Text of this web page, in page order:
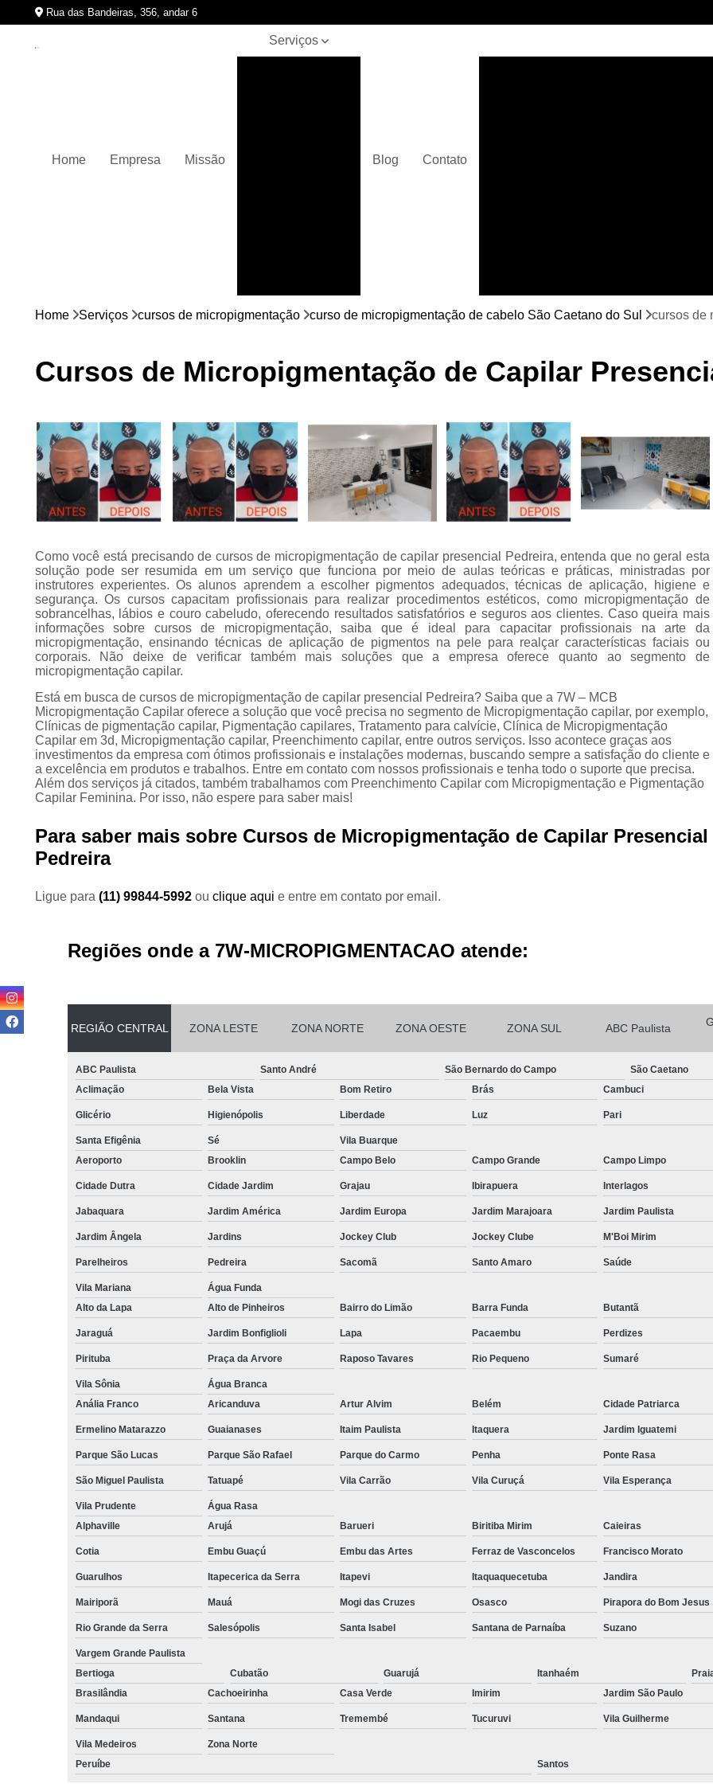
Rua das Bandeiras, 356, andar 6
Home Empresa Missão
Serviços
Preenchimento
capilar
calvície
Blog Contato
Curso de
Curso de
Curso de Micropigmentação Santo
Curso
Curso Presencial
Cursos de
Cursos de Micropigmentação de
Micropigmentação Capilar com
Micropigmentação Capilar em
Micropigmentação Capilar
Micropigmentação Capilar nas
Micropigmentação Capilar para
Micropigmentação Cabelo
Micropigmentação Cabelo
Micropigmentação
Micropigmentação Capilar Cabelo
Micropigmentação Capilar
Micropigmentação Capilar Fio
Micropigmentação
Micropigmentação Fio a Fio Barba
Micropigmentação na Barba ABC
Nano Micro Capilar São Bernardo do
Nano Pigmentação Cabelo Rio Grande
Nano
Nano
Nano
Pigmentação Capilar 3d
Pigmentação Capilar em
Pigmentação Capilar
Pigmentação na Careca
Preenchimento Capilar Central
Preenchimento Capilar com
Preenchimento Capilar
Preenchimento Capilar na
Preenchimento Capilar
Tratamento de Calvície
Tratamento para a Calvície
Tratamento para a Calvície Feminina
Tratamento para Calvície com
Tratamento para Calvície
Home Serviços cursos de micropigmentação curso de micropigmentação de cabelo São Caetano do Sul cursos de
Cursos de Micropigmentação de Capilar
Como você está precisando de cursos de micropigmentação de capilar presencial Pedreira, entenda que no geral esta
solução pode ser resumida em um serviço que funciona por meio de aulas teóricas e práticas, ministradas por
instrutores experientes. Os alunos aprendem a escolher pigmentos adequados, técnicas de aplicação, higiene e
segurança. Os cursos capacitam profissionais para realizar procedimentos estéticos, como micropigmentação de
sobrancelhas, lábios e couro cabeludo, oferecendo resultados satisfatórios e seguros aos clientes. Caso queira mais
informações sobre cursos de micropigmentação, saiba que é ideal para capacitar profissionais na arte da
micropigmentação, ensinando técnicas de aplicação de pigmentos na pele para realçar características faciais ou
corporais. Não deixe de verificar também mais soluções que a empresa oferece quanto ao segmento de
micropigmentação capilar.
Está em busca de cursos de micropigmentação de capilar presencial Pedreira? Saiba que a 7W – MCB
Micropigmentação Capilar oferece a solução que você precisa no segmento de Micropigmentação capilar, por exemplo,
Clínicas de pigmentação capilar, Pigmentação capilares, Tratamento para calvície, Clínica de Micropigmentação
Capilar em 3d, Micropigmentação capilar, Preenchimento capilar, entre outros serviços. Isso acontece graças aos
investimentos da empresa com ótimos profissionais e instalações modernas, buscando sempre a satisfação do cliente e
a excelência em produtos e trabalhos. Entre em contato com nossos profissionais e tenha todo o suporte que precisa.
Além dos serviços já citados, também trabalhamos com Preenchimento Capilar com Micropigmentação e Pigmentação
Capilar Feminina. Por isso, não espere para saber mais!
Para saber mais sobre Cursos de Micropigmentação de Capilar Presencial
Pedreira
Ligue para (11) 99844-5992 ou clique aqui e entre em contato por email.
Regiões onde a 7W-MICROPIGMENTACAO atende:
REGIÃO CENTRAL ZONA LESTE ZONA NORTE ZONA OESTE ZONA SUL ABC Paulista
ABC Paulista Santo André São Bernardo do Campo São Caetano
Aclimação
Bela Vista Bom Retiro Brás Cambuci
Glicério Higienópolis Liberdade Luz Pari
Santa Efigênia Sé
Vila Buarque
Aeroporto
Brooklin Campo Belo Campo Grande Campo Limpo
Cidade Dutra Cidade Jardim Grajau Ibirapuera Interlagos
Jabaquara Jardim América Jardim Europa Jardim Marajoara Jardim Paulista
Jardim Ângela Jardins Jockey Club Jockey Clube M'Boi Mirim
Parelheiros Pedreira Sacomã Santo Amaro Saúde
Vila Mariana
Água Funda
Alto da Lapa
Alto de Pinheiros Bairro do Limão Barra Funda Butantã
Jaraguá Jardim Bonfiglioli Lapa Pacaembu Perdizes
Pirituba Praça da Arvore Raposo Tavares Rio Pequeno Sumaré
Vila Sônia
Água Branca
Anália Franco
Aricanduva Artur Alvim Belém Cidade Patriarca
Ermelino Matarazzo Guaianases Itaim Paulista Itaquera Jardim Iguatemi
Parque São Lucas Parque São Rafael Parque do Carmo Penha Ponte Rasa
São Miguel Paulista Tatuapé Vila Carrão Vila Curuçá Vila Esperança
Vila Prudente
Água Rasa
Alphaville
Arujá Barueri Biritiba Mirim Caieiras
Cotia Embu Guaçú Embu das Artes Ferraz de Vasconcelos Francisco Morato
Guarulhos Itapecerica da Serra Itapevi Itaquaquecetuba Jandira
Mairiporã Mauá Mogi das Cruzes Osasco Pirapora do Bom Jesus
Rio Grande da Serra Salesópolis Santa Isabel Santana de Parnaíba Suzano
Vargem Grande Paulista
Bertioga
Cubatão Guarujá Itanhaém
Brasilândia
Cachoeirinha Casa Verde Imirim Jardim São Paulo
Mandaqui Santana Tremembé Tucuruvi Vila Guilherme
Vila Medeiros
Zona Norte
Peruíbe
Santos